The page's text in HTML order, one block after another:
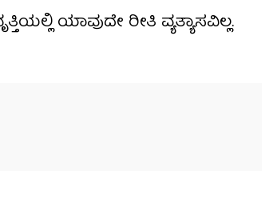
ಯಾವುದೇ ರೀತಿ ವ್ಯತ್ಯಾಸವಿಲ್ಲ.